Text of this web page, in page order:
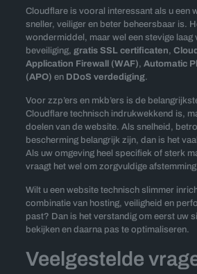
Cloudflare is vooral interessant als u een
sneller, veiliger en beter beheersbaar is.
wondermiddel, maar wel een stevige laag
beveiliging, gratis SSL certificaten,
Application Firewall (WAF), Automatic
(APO) en DDoS verdediging.
Voor zzp’ers en mkb’ers is de
Cloudflare technisch indrukwekkend is,
doelen van de website. Als snelheid,
bescherming belangrijk zijn, dan is het
Als uw omgeving heel specifiek of sterk
vraagt het wel om zorgvuldige
Wilt u een website technisch slimmer
combinatie van hosting, veiligheid en
past? Dan is het verstandig om eerst uw
bekijken en daarna pas te optimaliseren.
Veelgestelde